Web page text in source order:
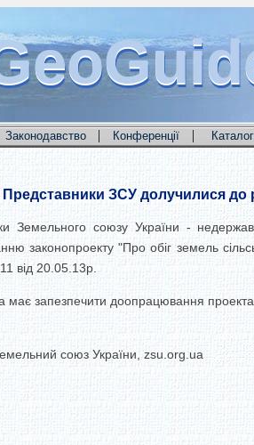
Законодавство | Конференції |
Представники ЗСУ долучилися до
Земельного союзу України -
законопроекту "Про обіг земель
від 20.05.13р.
має запезпечити доопрацювання
союз України, zsu.org.ua